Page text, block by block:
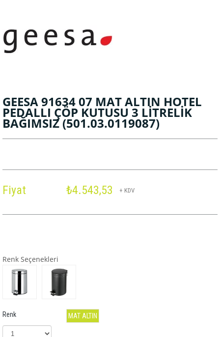
GEESA 91634 07 MAT ALTIN HOTEL
PEDALLI ÇÖP KUTUSU 3 LİTRELİK
BAĞIMSIZ(501.03.0119087)
Fiyat ₺4.543,53 + KDV
Renk Seçenekleri
Renk MAT ALTIN